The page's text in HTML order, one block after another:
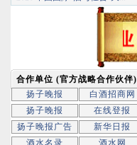
合作单位 (官方战略合作伙伴)
扬子晚报
白酒招商网
扬子晚报
在线登报
扬子晚报广告
新华日报
酒水名录
酒水网